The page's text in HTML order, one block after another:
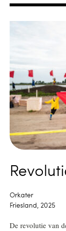
Orkater
Friesland, 2025
De revolutie van